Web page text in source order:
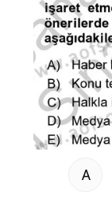
A